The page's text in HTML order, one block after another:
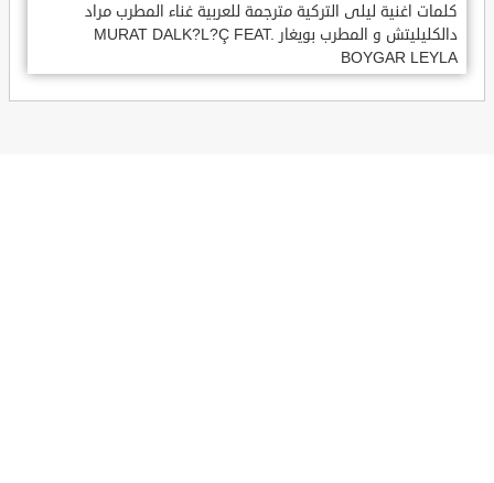
كلمات اغنية ليلى التركية مترجمة للعربية غناء المطرب مراد
دالكليليتش و المطرب بويغار MURAT DALK?L?Ç FEAT.
BOYGAR LEYLA